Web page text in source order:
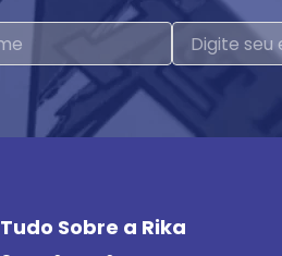
Tudo Sobre a Rika